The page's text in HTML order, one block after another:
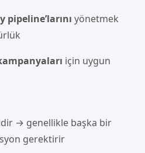
pipeline’larını yönetmek
için uygun
→ genellikle başka bir
gerektirir